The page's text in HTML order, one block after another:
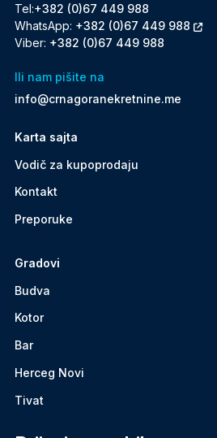
Tel:+382 (0)67 449 988
WhatsApp: +382 (0)67 449 988
Viber: +382 (0)67 449 988
Ili nam pišite na
info@crnagoranekretnine.me
Karta sajta
Vodič za kupoprodaju
Kontakt
Preporuke
Gradovi
Budva
Kotor
Bar
Herceg Novi
Tivat